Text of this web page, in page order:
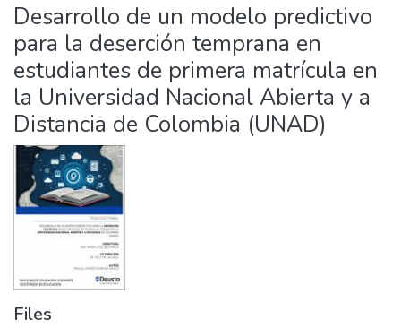
Communities
&
Collections
All of DSpace
Statistics
Policies
Desarrollo de un modelo predictivo
para la deserción temprana en
estudiantes de primera matrícula en
la Universidad Nacional Abierta y a
Distancia de Colombia (UNAD)
Files